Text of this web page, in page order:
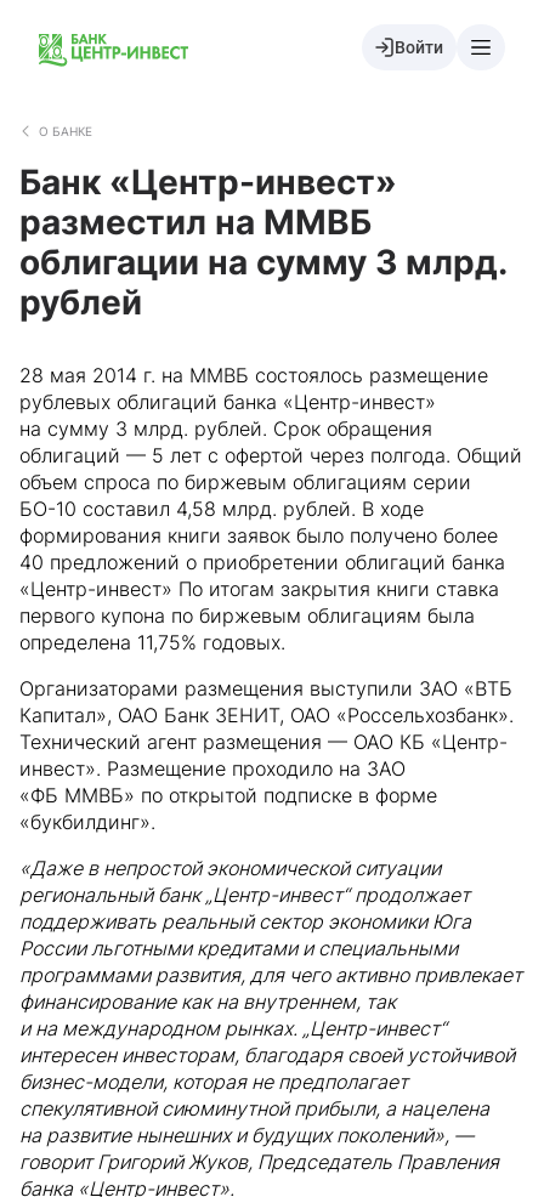
Войти
О БАНКЕ
Банк «Центр-инвест»
разместил на ММВБ
облигации на сумму 3 млрд.
рублей
28 мая 2014 г. на ММВБ состоялось размещение
рублевых облигаций банка «Центр-инвест»
на сумму 3 млрд. рублей. Срок обращения
облигаций — 5 лет с офертой через полгода. Общий
объем спроса по биржевым облигациям серии
БО-10 составил 4,58 млрд. рублей. В ходе
формирования книги заявок было получено более
40 предложений о приобретении облигаций банка
«Центр-инвест» По итогам закрытия книги ставка
первого купона по биржевым облигациям была
определена 11,75% годовых.
Организаторами размещения выступили ЗАО «ВТБ
Капитал», ОАО Банк ЗЕНИТ, ОАО «Россельхозбанк».
Технический агент размещения — ОАО КБ «Центр-
инвест». Размещение проходило на ЗАО
«ФБ ММВБ» по открытой подписке в форме
«букбилдинг».
«Даже в непростой экономической ситуации
региональный банк „Центр-инвест“ продолжает
поддерживать реальный сектор экономики Юга
России льготными кредитами и специальными
программами развития, для чего активно привлекает
финансирование как на внутреннем, так
и на международном рынках. „Центр-инвест“
интересен инвесторам, благодаря своей устойчивой
бизнес-модели, которая не предполагает
спекулятивной сиюминутной прибыли, а нацелена
на развитие нынешних и будущих поколений», —
говорит Григорий Жуков, Председатель Правления
банка «Центр-инвест».